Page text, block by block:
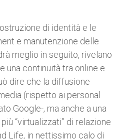
di identità e le
e manutenzione delle
meglio in seguito, rivelano
una continuità tra online e
dire che la diffusione
(rispetto ai personal
Google-, ma anche a una
“virtualizzati” di relazione
Life, in nettissimo calo di